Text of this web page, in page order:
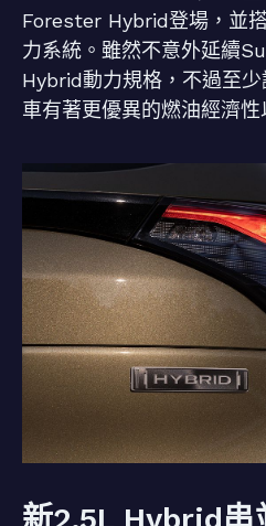
Forester Hybrid登場，並
力系統。雖然不意外延續
Hybrid動力規格，不過至
車有著更優異的燃油經濟性